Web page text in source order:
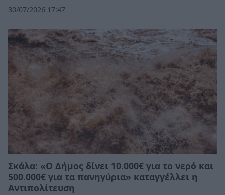
30/07/2026 17:47
Σκάλα: «Ο Δήμος δίνει 10.000€ για το νερό και
500.000€ για τα πανηγύρια» καταγγέλλει η
Αντιπολίτευση